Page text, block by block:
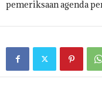
pemeriksaan agenda